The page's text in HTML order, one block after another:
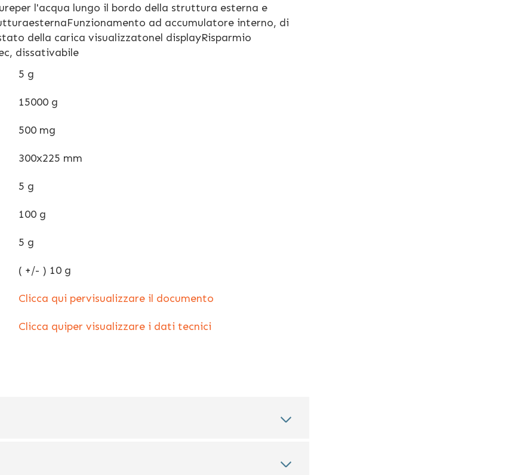
l'acqua lungo il bordo della struttura esterna e
ad accumulatore interno, di
della carica visualizzatonel displayRisparmio
dissativabile
5 g
15000 g
500 mg
300x225 mm
5 g
100 g
5 g
( +/- ) 10 g
Clicca qui pervisualizzare il documento
Clicca quiper visualizzare i dati tecnici